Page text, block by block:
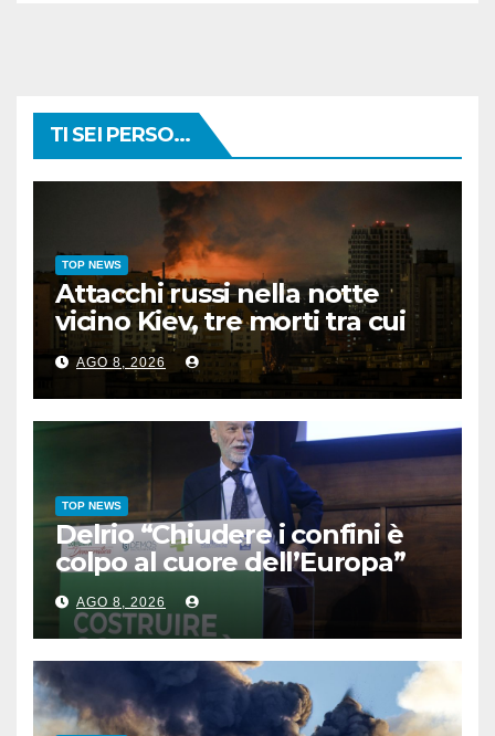
TI SEI PERSO...
TOP NEWS
Attacchi russi nella notte
vicino Kiev, tre morti tra cui
un bambino
AGO 8, 2026
TOP NEWS
Delrio “Chiudere i confini è
colpo al cuore dell’Europa”
AGO 8, 2026